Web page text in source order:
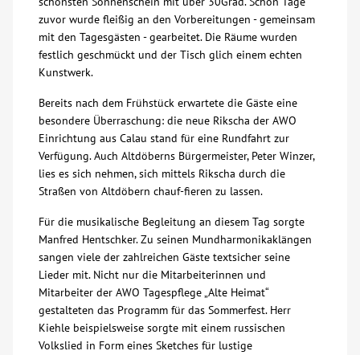
Veranstaltungen
Spenden
Mitmachen
Karriere
Glossar
Suche
Kontakt
zuvor wurde fleißig an den Vorbereitungen - gemeinsam
mit den Tagesgästen - gearbeitet. Die Räume wurden
festlich geschmückt und der Tisch glich einem echten
Kunstwerk.
Bereits nach dem Frühstück erwartete die Gäste eine
besondere Überraschung: die neue Rikscha der AWO
Einrichtung aus Calau stand für eine Rundfahrt zur
Verfügung. Auch Altdöberns Bürgermeister, Peter Winzer,
lies es sich nehmen, sich mittels Rikscha durch die
Straßen von Altdöbern chauf-fieren zu lassen.
Für die musikalische Begleitung an diesem Tag sorgte
Manfred Hentschker. Zu seinen Mundharmonikaklängen
sangen viele der zahlreichen Gäste textsicher seine
Lieder mit. Nicht nur die Mitarbeiterinnen und
Mitarbeiter der AWO Tagespflege „Alte Heimat“
gestalteten das Programm für das Sommerfest. Herr
Kiehle beispielsweise sorgte mit einem russischen
Volkslied in Form eines Sketches für lustige